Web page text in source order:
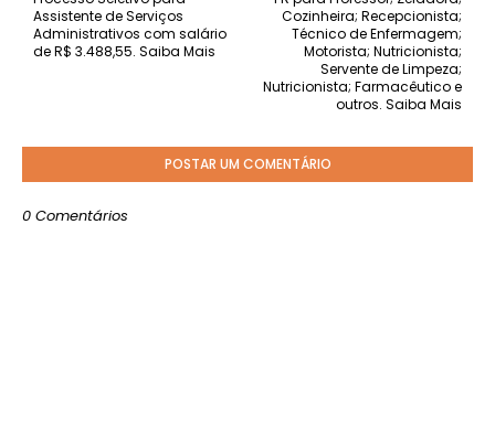
Cozinheira; Recepcionista;
Técnico de Enfermagem;
Motorista; Nutricionista;
Servente de Limpeza;
Nutricionista; Farmacêutico e
outros. Saiba Mais
Assistente de Serviços
Administrativos com salário
de R$ 3.488,55. Saiba Mais
POSTAR UM COMENTÁRIO
0 Comentários